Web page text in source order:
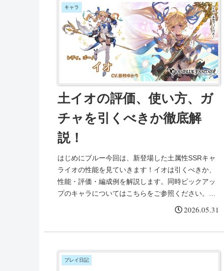
キャラ
土イオの評価、使い方、ガ
チャを引くべきか徹底解
説！
はじめにブルー今回は、新登場した土属性SSRキャ
ライオの性能を見ていきます！イオは引くべきか、
性能・評価・編成例を解説します。同時ピックアッ
プのキャラについてはこちらをご参照ください。イ
オの性能奥義『メニライツ・ガスト』効果土属性ダ
2026.05.31
プレイ日記